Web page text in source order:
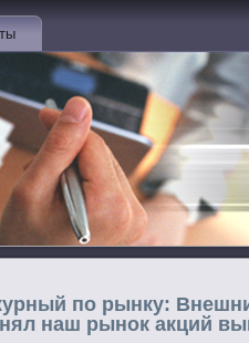
по рынку:
наш рынок акций